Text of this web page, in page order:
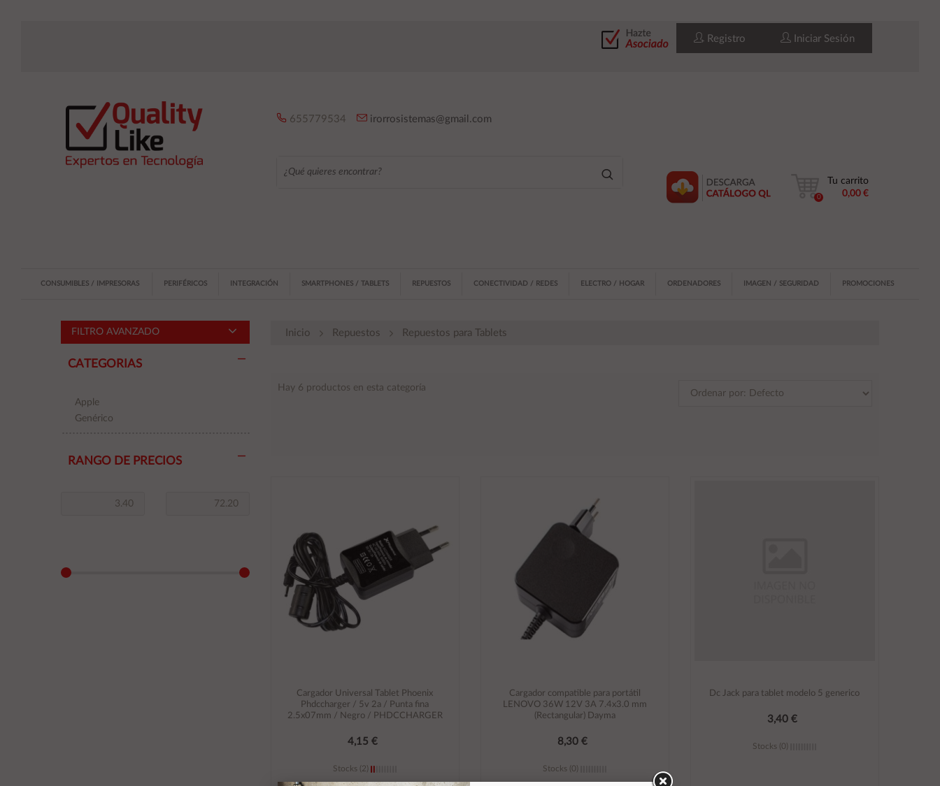
Registro Iniciar Sesión
655779534 irorrosistemas@gmail.com
Tu carrito
0,00 €
0
CONSUMIBLES / IMPRESORAS PERIFÉRICOS INTEGRACIÓN SMARTPHONES / TABLETS REPUESTOS CONECTIVIDAD / REDES ELECTRO / HOGAR ORDENADORES IMAGEN / SEGURIDAD PROMOCIONES
FILTRO AVANZADO
CATEGORIAS
Apple
Genérico
RANGO DE PRECIOS
Inicio Repuestos Repuestos para Tablets
Hay 6 productos en esta categoría
Cargador Universal Tablet Phoenix
Phdccharger / 5v 2a / Punta fina
2.5x07mm / Negro / PHDCCHARGER
4,15 €
Stocks (2)
Cargador compatible para portátil
LENOVO 36W 12V 3A 7.4x3.0 mm
(Rectangular) Dayma
8,30 €
Stocks (0)
Dc Jack para tablet modelo 5 generico
3,40 €
Stocks (0)